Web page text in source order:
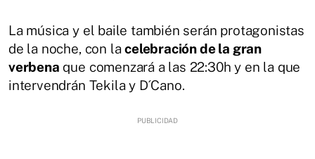
La música y el baile también serán protagonistas
de la noche, con lacelebración de la gran
verbena que comenzará a las 22:30h y en la que
intervendrán Tekila y D´Cano.